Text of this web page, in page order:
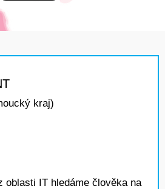
kraj)
oblasti IT hledáme člověka na